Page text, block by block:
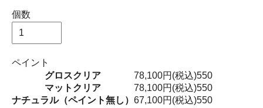
個数
ペイント
グロスクリア
78,100円(税込)550
マットクリア
78,100円(税込)550
ナチュラル（ペイント無し） 67,100円(税込)550